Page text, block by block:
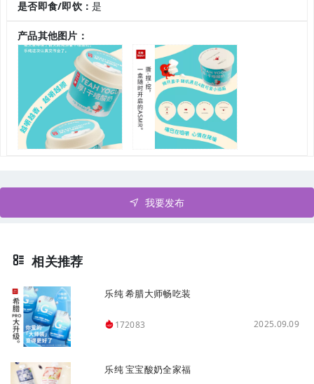
是否即食/即饮：是
产品其他图片：
我要发布
相关推荐
乐纯 希腊大师畅吃装
172083 2025.09.09
乐纯 宝宝酸奶全家福